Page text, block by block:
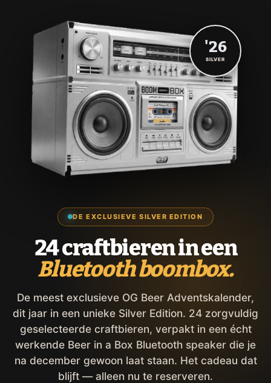
DE EXCLUSIEVE SILVER EDITION
24 craftbieren in een
Bluetooth boombox.
De meest exclusieve OG Beer Adventskalender,
dit jaar in een unieke Silver Edition. 24 zorgvuldig
geselecteerde craftbieren, verpakt in een écht
werkende Beer in a Box Bluetooth speaker die je
na december gewoon laat staan. Het cadeau dat
blijft — alleen nu te reserveren.
'26
SILVER